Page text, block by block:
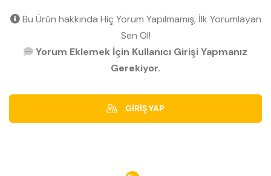
Bu Ürün hakkında Hiç Yorum Yapılmamış, İlk Yorumlayan
Sen Ol!
Yorum Eklemek İçin Kullanıcı Girişi Yapmanız
Gerekiyor.
GİRİŞ YAP